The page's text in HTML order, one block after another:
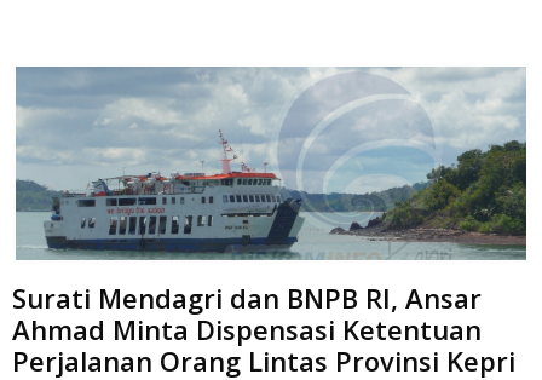
Surati Mendagri dan BNPB RI, Ansar
Ahmad Minta Dispensasi Ketentuan
Perjalanan Orang Lintas Provinsi Kepri